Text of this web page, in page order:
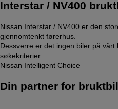
Interstar / NV400
Nissan Interstar / NV400 er den
gjennomtenkt førerhus.
Dessverre er det ingen biler på
søkekriterier.
Nissan Intelligent Choice
Din partner for